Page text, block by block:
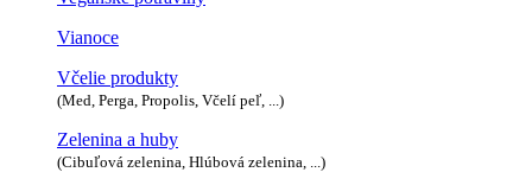
Vianoce
Včelie produkty
(Med, Perga, Propolis, Včelí peľ, ...)
Zelenina a huby
(Cibuľová zelenina, Hlúbová zelenina, ...)